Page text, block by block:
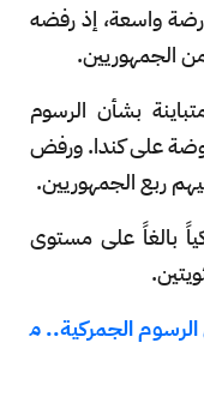
واسعة، إذ رفضه
بشأن الرسوم
على كندا. ورفض
شمل 4145 أميركياً بالغاً على مستوى
الجمركية.. م